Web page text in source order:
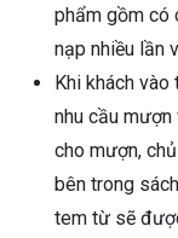
phẩm gồm có
nạp nhiều lần
Khi khách
nhu cầu
cho mượn,
bên trong
tem từ sẽ